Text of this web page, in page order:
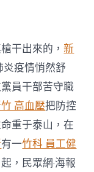
減
重
我
是
黨
員
·
我
帶
頭〉
中
干出來的，新
疫情悄然舒
員干部苦守職
高血壓把防控
重于泰山，在
有一竹科 員工健
，民眾網·海報